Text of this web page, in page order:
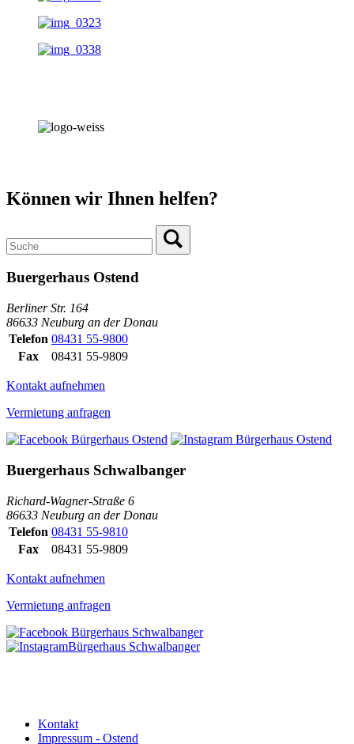
Können wir Ihnen helfen?
Buergerhaus Ostend
Berliner Str. 164
86633 Neuburg an der Donau
Telefon 08431 55-9800
Fax
08431 55-9809
Kontakt aufnehmen
Vermietung anfragen
Buergerhaus Schwalbanger
Richard-Wagner-Straße 6
86633 Neuburg an der Donau
Telefon 08431 55-9810
Fax
08431 55-9809
Kontakt aufnehmen
Vermietung anfragen
Kontakt
Impressum - Ostend